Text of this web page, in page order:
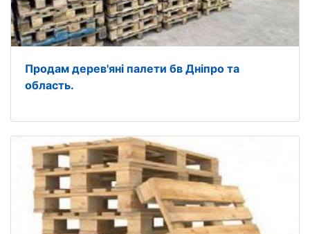
Продам дерев'яні палети бв Дніпро та
область.